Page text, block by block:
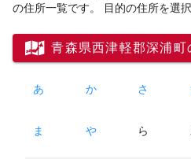
の住所一覧です。 目的の住所を選択
青森県西津軽郡深浦町
あ か さ
ま や ら